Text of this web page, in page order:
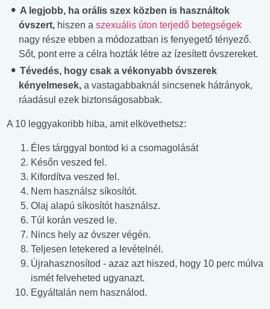
A legjobb, ha orális szex közben is használtok
óvszert, hiszen a szexuális úton terjedő betegségek
nagy része ebben a módozatban is fenyegető tényező.
Sőt, pont erre a célra hozták létre az ízesített óvszereket.
Tévedés, hogy csak a vékonyabb óvszerek
kényelmesek, a vastagabbaknál sincsenek hátrányok,
ráadásul ezek biztonságosabbak.
A 10 leggyakoribb hiba, amit elkövethetsz:
Éles tárggyal bontod ki a csomagolását
Későn veszed fel.
Kifordítva veszed fel.
Nem használsz síkosítót.
Olaj alapú síkosítót használsz.
Túl korán veszed le.
Nincs hely az óvszer végén.
Teljesen letekered a levételnél.
Újrahasznosítod - azaz azt hiszed, hogy 10 perc múlva
ismét felveheted ugyanazt.
Egyáltalán nem használod.